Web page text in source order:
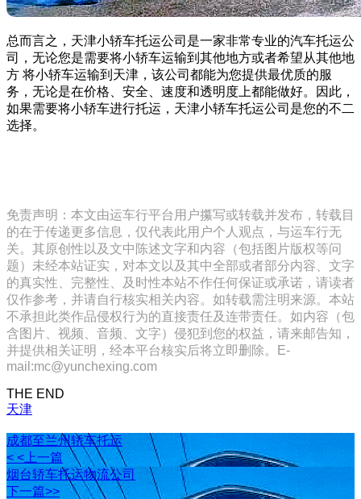
总而言之，天津小轿车托运公司是一家非常专业的汽车托运公
司，无论您是需要将小轿车运输到其他地方或者希望从其他地
方 将小轿车运输到天津，该公司都能为您提供最优质的服
务，无论是在价格、安全、速度和透明度上都能做好。因此，
如果需要将小轿车进行托运，天津小轿车托运公司是您的不二
选择。
免责声明：本文由运车行平台用户攥写或转载并发布，转载目
的在于传递更多信息，仅代表此用户个人观点，与运车行无
关。其原创性以及文中陈述文字和内容（包括图片版权等问
题）未经本站证实，对本文以及其中全部或者部分内容、文字
的真实性、完整性、及时性本站不作任何保证或承诺，请读者
仅作参考，并请自行核实相关内容。如转载需注明来源。本站
不承担此类作品侵权行为的直接责任及连带责任。如内容（包
含图片、视频、音频、文字）侵犯到您的权益，请来邮告知，
并提供相关证明，经本平台核实后将立即删除。E-
mail:mc@yunchexing.com
THE END
天津
成都至兰州轿车托运
< <上一篇
烟台轿车托运物流公司
下一篇>>